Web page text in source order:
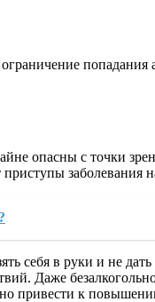
опасны с точки
заболевания
в руки и не
Даже
к